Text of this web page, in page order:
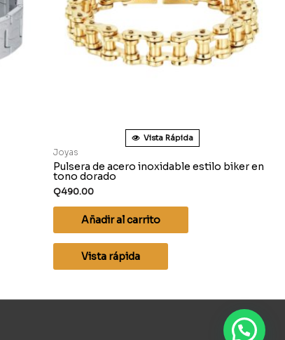
Vista Rápida
Joyas
Pulsera de acero inoxidable estilo biker en
tono dorado
Q490.00
Añadir al carrito
Vista rápida